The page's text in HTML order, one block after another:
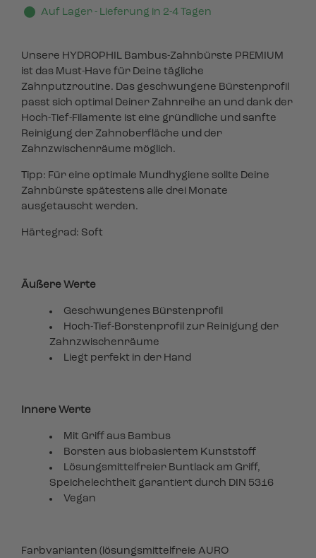
Auf Lager - Lieferung in 2-4 Tagen
Unsere HYDROPHIL Bambus-Zahnbürste PREMIUM
ist das Must-Have für Deine tägliche
Zahnputzroutine. Das geschwungene Bürstenprofil
passt sich optimal Deiner Zahnreihe an und dank der
Hoch-Tief-Filamente ist eine gründliche und sanfte
Reinigung der Zahnoberfläche und der
Zahnzwischenräume möglich.
Tipp: Für eine optimale Mundhygiene sollte Deine
Zahnbürste spätestens alle drei Monate
ausgetauscht werden.
Härtegrad: Soft
Äußere Werte
Geschwungenes Bürstenprofil
Hoch-Tief-Borstenprofil zur Reinigung der
Zahnzwischenräume
Liegt perfekt in der Hand
Innere Werte
Mit Griff aus Bambus
Borsten aus biobasiertem Kunststoff
Lösungsmittelfreier Buntlack am Griff,
Speichelechtheit garantiert durch DIN 5316
Vegan
Farbvarianten (lösungsmittelfreie AURO